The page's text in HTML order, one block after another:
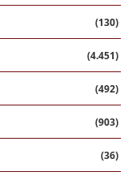
(130)
(4.451)
(492)
(903)
(36)